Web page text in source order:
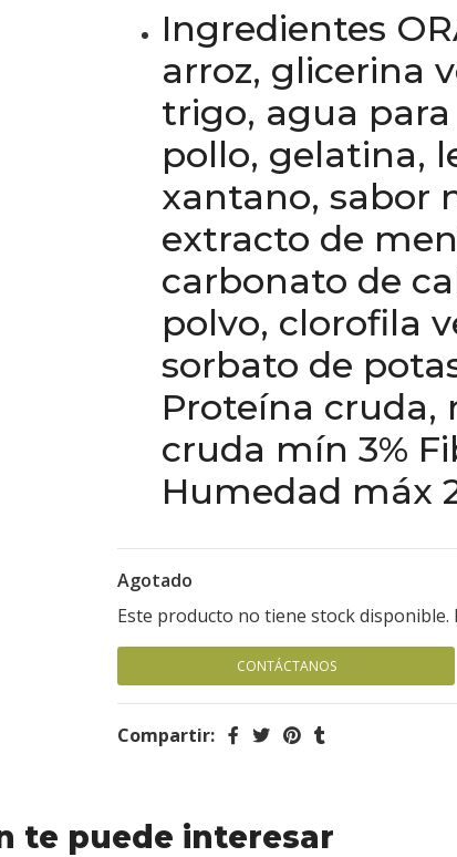
Ingredientes
arroz, glicerina
trigo, agua
pollo, gelatina,
xantano, sabor
extracto de
carbonato de
polvo, clorofila
sorbato de
Proteína cruda,
cruda mín 3%
Humedad máx
Agotado
Este producto no tiene stock
CONTÁCTANOS
Compartir:
te puede interesar